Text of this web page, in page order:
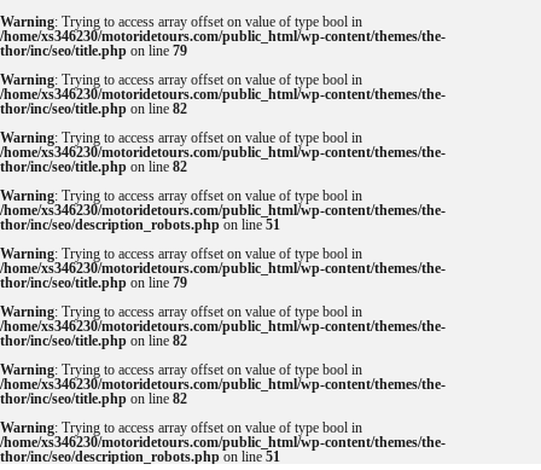
Warning: Trying to access array offset on value of type bool in
/home/xs346230/motoridetours.com/public_html/wp-content/themes/the-
thor/inc/seo/title.php on line 79
Warning: Trying to access array offset on value of type bool in
/home/xs346230/motoridetours.com/public_html/wp-content/themes/the-
thor/inc/seo/title.php on line 82
Warning: Trying to access array offset on value of type bool in
/home/xs346230/motoridetours.com/public_html/wp-content/themes/the-
thor/inc/seo/title.php on line 82
Warning: Trying to access array offset on value of type bool in
/home/xs346230/motoridetours.com/public_html/wp-content/themes/the-
thor/inc/seo/description_robots.php on line 51
Warning: Trying to access array offset on value of type bool in
/home/xs346230/motoridetours.com/public_html/wp-content/themes/the-
thor/inc/seo/title.php on line 79
Warning: Trying to access array offset on value of type bool in
/home/xs346230/motoridetours.com/public_html/wp-content/themes/the-
thor/inc/seo/title.php on line 82
Warning: Trying to access array offset on value of type bool in
/home/xs346230/motoridetours.com/public_html/wp-content/themes/the-
thor/inc/seo/title.php on line 82
Warning: Trying to access array offset on value of type bool in
/home/xs346230/motoridetours.com/public_html/wp-content/themes/the-
thor/inc/seo/description_robots.php on line 51
タグ
One Piece あか牛 あか牛の館
わいた温泉
クシタニ グルメ サウナ ステッカー
バイクレンタル フェアフィールド
ホンダ モトライドツアーズ モトライドレンタル
モーターサイクル
レンタル レンタルバイク ワンピース
九州ツーリング 人吉 人吉球磨
南小国 南阿蘇村 喫茶竹熊